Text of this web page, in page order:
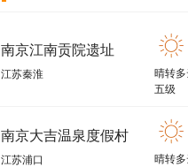
南京江南贡院遗址
江苏秦淮
晴转
五级
南京大吉温泉度假村
江苏浦口
晴转